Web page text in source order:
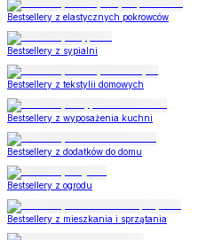
Bestsellery z elastycznych pokrowców
Bestsellery z sypialni
Bestsellery z tekstylii domowych
Bestsellery z wyposażenia kuchni
Bestsellery z dodatków do domu
Bestsellery z ogrodu
Bestsellery z mieszkania i sprzątania